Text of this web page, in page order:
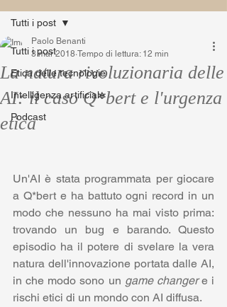
Tutti i post
Etica delle tecnologie
Intelligenza artificiale
Podcast
Tutti i post
La natura rivoluzionaria delle
AI: il caso Q*bert e l'urgenza
etica
Paolo Benanti
3 mar 2018 Tempo di lettura: 12 min
Un'AI è stata programmata per giocare
a Q*bert e ha battuto ogni record in un
modo che nessuno ha mai visto prima:
trovando un bug e barando. Questo
episodio ha il potere di svelare la vera
natura dell'innovazione portata dalle AI,
in che modo sono un game changer e i
rischi etici di un mondo con AI diffusa.